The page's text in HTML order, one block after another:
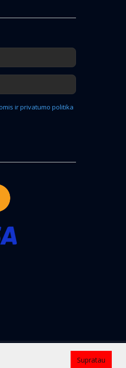
Supratau
ir privatumo politika